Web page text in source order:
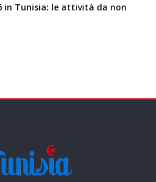
in Tunisia: le attività da non